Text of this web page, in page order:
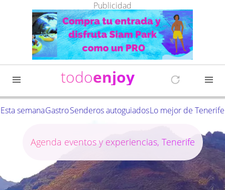
Publicidad
todoenjoy
Esta semanaGastroSenderos autoguiadosLo mejor de Tenerife
Agenda eventos y experiencias, Tenerife